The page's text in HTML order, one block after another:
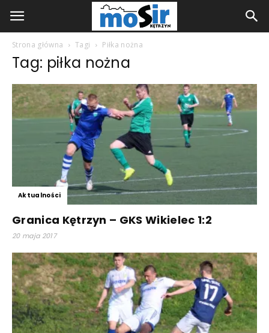
Strona główna Tagi Piłka nożna
Tag: piłka nożna
Aktualności
Granica Kętrzyn – GKS Wikielec 1:2
20 maja 2017